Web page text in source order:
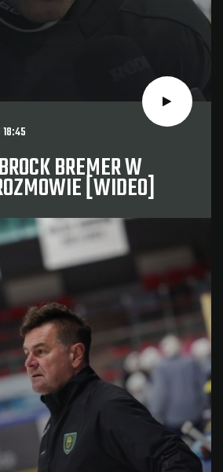
BREMER W
[WIDEO]